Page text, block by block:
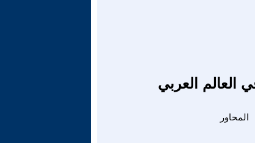
العالم العربي